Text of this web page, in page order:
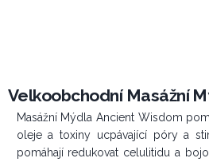
Velkoobchodní Masážní
Masážní Mýdla Ancient Wisdom
oleje a toxiny ucpávající póry a
pomáhají redukovat celulitidu a